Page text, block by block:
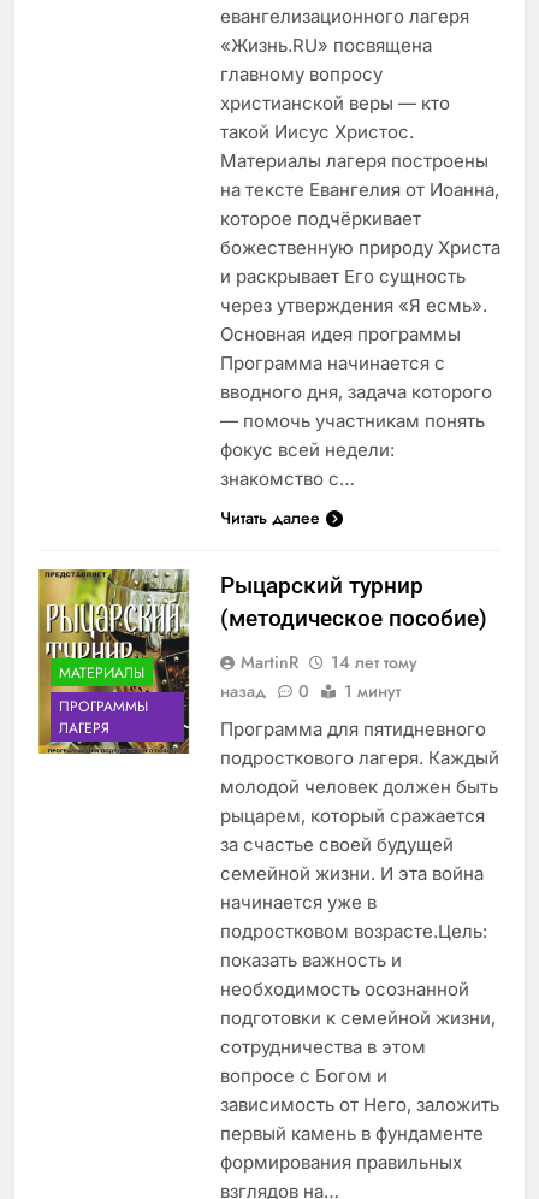
евангелизационного лагеря
«Жизнь.RU» посвящена
главному вопросу
христианской веры — кто
такой Иисус Христос.
Материалы лагеря построены
на тексте Евангелия от Иоанна,
которое подчёркивает
божественную природу Христа
и раскрывает Его сущность
через утверждения «Я есмь».
Основная идея программы
Программа начинается с
вводного дня, задача которого
— помочь участникам понять
фокус всей недели:
знакомство с…
Читать далее
МАТЕРИАЛЫ
ПРОГРАММЫ
ЛАГЕРЯ
Рыцарский турнир
(методическое пособие)
MartinR
14 лет тому
назад
0 1 минут
Программа для пятидневного
подросткового лагеря. Каждый
молодой человек должен быть
рыцарем, который сражается
за счастье своей будущей
семейной жизни. И эта война
начинается уже в
подростковом возрасте.Цель:
показать важность и
необходимость осознанной
подготовки к семейной жизни,
сотрудничества в этом
вопросе с Богом и
зависимость от Него, заложить
первый камень в фундаменте
формирования правильных
взглядов на…